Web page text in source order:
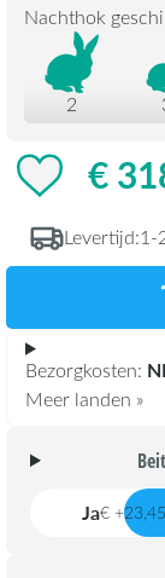
Nachthok
2
€
Levertijd:1-
Bezorgkosten:
Meer landen »
Ja€ +23,45